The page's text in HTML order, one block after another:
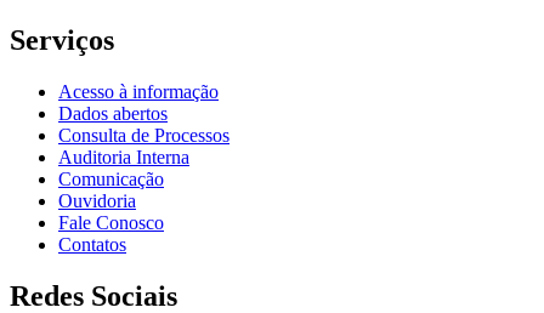
Serviços
Acesso à informação
Dados abertos
Consulta de Processos
Auditoria Interna
Comunicação
Ouvidoria
Fale Conosco
Contatos
Redes Sociais